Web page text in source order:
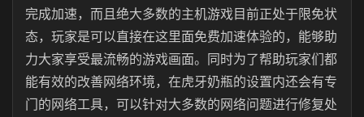
完成加速，而且绝大多数的主机游戏目前正处于限免状
态，玩家是可以直接在这里面免费加速体验的，能够助
力大家享受最流畅的游戏画面。同时为了帮助玩家们都
能有效的改善网络环境，在虎牙奶瓶的设置内还会有专
门的网络工具，可以针对大多数的网络问题进行修复处